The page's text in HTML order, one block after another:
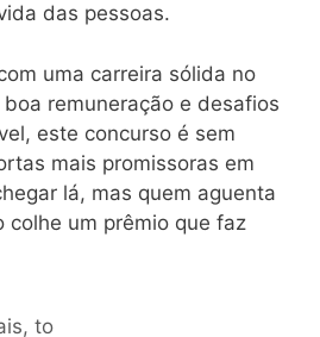
das pessoas.
uma carreira sólida no
remuneração e desafios
este concurso é sem
mais promissoras em
lá, mas quem aguenta
colhe um prêmio que faz
,to